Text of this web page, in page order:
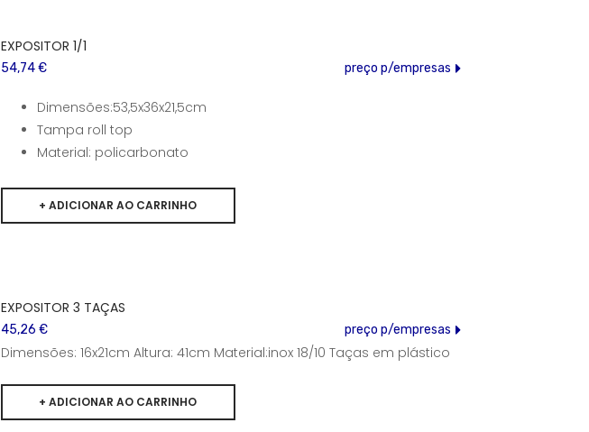
EXPOSITOR 1/1
54,74 € preço p/empresas
Dimensões:53,5x36x21,5cm
Tampa roll top
Material: policarbonato
EXPOSITOR 3 TAÇAS
45,26 € preço p/empresas
Dimensões: 16x21cm Altura: 41cm Material:inox 18/10 Taças em plástico